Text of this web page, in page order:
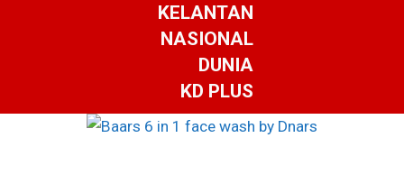
KELANTAN
NASIONAL
DUNIA
KD PLUS